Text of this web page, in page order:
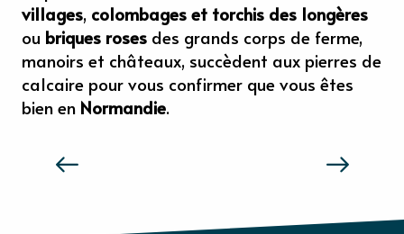
villages, colombages et torchis des longères
ou briques roses des grands corps de ferme,
manoirs et châteaux, succèdent aux pierres de
calcaire pour vous confirmer que vous êtes
bien en Normandie.
SENSATIONS NORMANDIE